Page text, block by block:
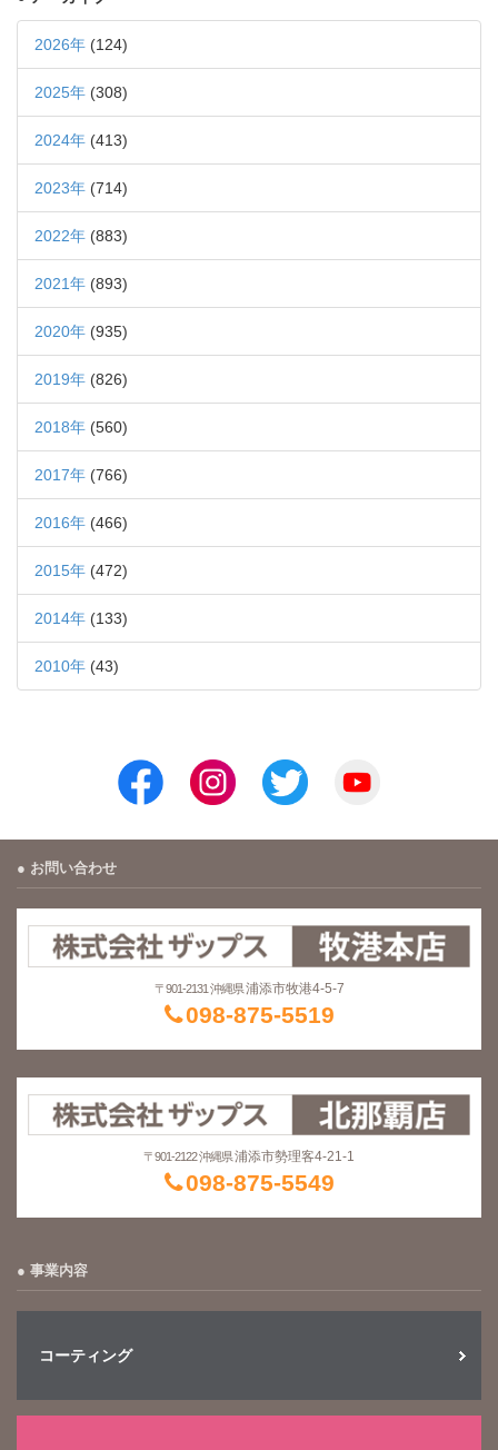
2026年 (124)
2025年 (308)
2024年 (413)
2023年 (714)
2022年 (883)
2021年 (893)
2020年 (935)
2019年 (826)
2018年 (560)
2017年 (766)
2016年 (466)
2015年 (472)
2014年 (133)
2010年 (43)
お問い合わせ
〒901-2131 沖縄県 浦添市牧港4-5-7
098-875-5519
〒901-2122 沖縄県浦添市勢理客4-21-1
098-875-5549
事業内容
コーティング